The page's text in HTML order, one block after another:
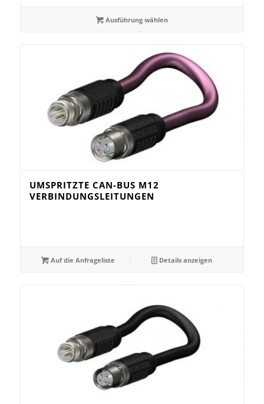
Ausführung wählen
UMSPRITZTE CAN-BUS M12
VERBINDUNGSLEITUNGEN
Auf die Anfrageliste Details anzeigen